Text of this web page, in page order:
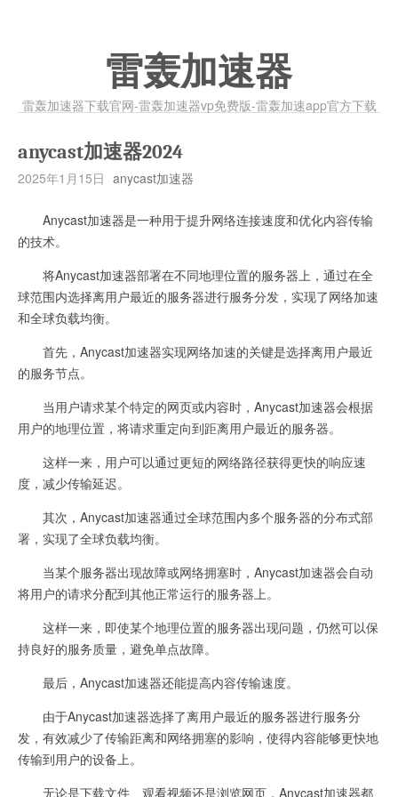
雷轰加速器
雷轰加速器下载官网-雷轰加速器vp免费版-雷轰加速app官方下载
anycast加速器2024
2025年1月15日 anycast加速器
Anycast加速器是一种用于提升网络连接速度和优化内容传输
的技术。
将Anycast加速器部署在不同地理位置的服务器上，通过在全
球范围内选择离用户最近的服务器进行服务分发，实现了网络加速
和全球负载均衡。
首先，Anycast加速器实现网络加速的关键是选择离用户最近
的服务节点。
当用户请求某个特定的网页或内容时，Anycast加速器会根据
用户的地理位置，将请求重定向到距离用户最近的服务器。
这样一来，用户可以通过更短的网络路径获得更快的响应速
度，减少传输延迟。
其次，Anycast加速器通过全球范围内多个服务器的分布式部
署，实现了全球负载均衡。
当某个服务器出现故障或网络拥塞时，Anycast加速器会自动
将用户的请求分配到其他正常运行的服务器上。
这样一来，即使某个地理位置的服务器出现问题，仍然可以保
持良好的服务质量，避免单点故障。
最后，Anycast加速器还能提高内容传输速度。
由于Anycast加速器选择了离用户最近的服务器进行服务分
发，有效减少了传输距离和网络拥塞的影响，使得内容能够更快地
传输到用户的设备上。
无论是下载文件、观看视频还是浏览网页，Anycast加速器都